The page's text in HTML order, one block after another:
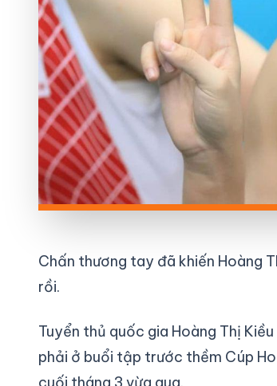
Chấn thương tay đã khiến Hoàng
rồi.
Tuyển thủ quốc gia Hoàng Thị
phải ở buổi tập trước thềm Cúp